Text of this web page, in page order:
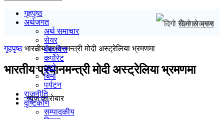
गृहपृष्ठ
अर्थजगत
अर्थ समाचार
सेयर
बैंक/वित्त
कर्पोरेट
अटो
बिमा
पर्यटन
राजनीति
दृष्टिकोण
सम्पादकीय
दिगो रोजगार
गृहपृष्ठ भारतीय प्रधानमन्त्री मोदी अस्ट्रेलिया भ्रमणमा
भारतीय प्रधानमन्त्री मोदी अस्ट्रेलिया भ्रमणमा
न्यूज काराेबार